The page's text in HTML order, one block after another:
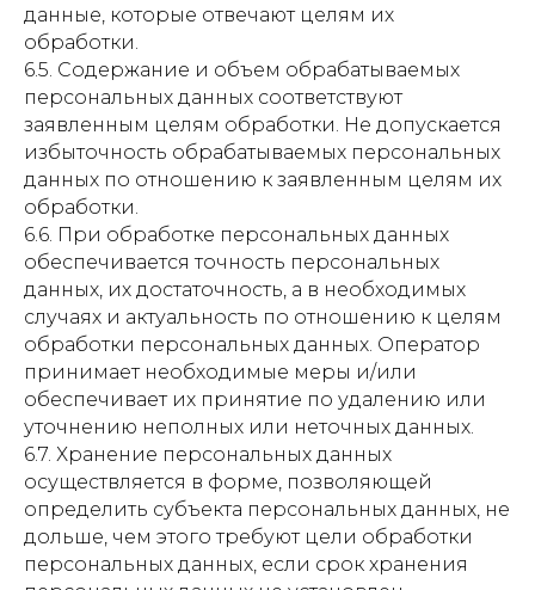
данные, которые отвечают целям их
обработки.
6.5. Содержание и объем обрабатываемых
персональных данных соответствуют
заявленным целям обработки. Не допускается
избыточность обрабатываемых персональных
данных по отношению к заявленным целям их
обработки.
6.6. При обработке персональных данных
обеспечивается точность персональных
данных, их достаточность, а в необходимых
случаях и актуальность по отношению к целям
обработки персональных данных. Оператор
принимает необходимые меры и/или
обеспечивает их принятие по удалению или
уточнению неполных или неточных данных.
6.7. Хранение персональных данных
осуществляется в форме, позволяющей
определить субъекта персональных данных, не
дольше, чем этого требуют цели обработки
персональных данных, если срок хранения